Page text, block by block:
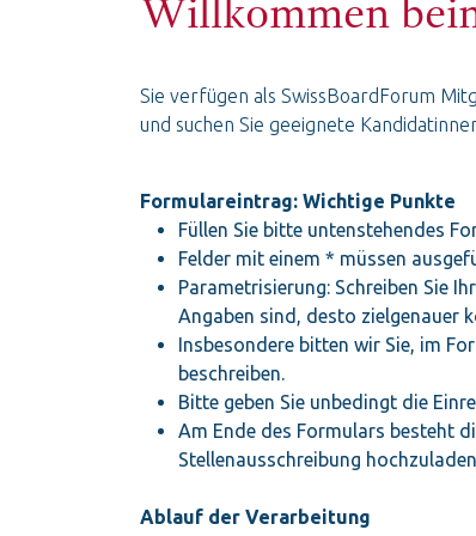
Willkommen
Sie verfügen als SwissBoardForum
und suchen Sie geeignete
Formulareintrag: Wichtige Punkte
Füllen Sie bitte untenstehendes
Felder mit einem * müssen
Parametrisierung: Schreiben Sie
Angaben sind, desto zielgenauer
Insbesondere bitten wir Sie, im
beschreiben.
Bitte geben Sie unbedingt die
Am Ende des Formulars besteht
Stellenausschreibung
Ablauf der Verarbeitung